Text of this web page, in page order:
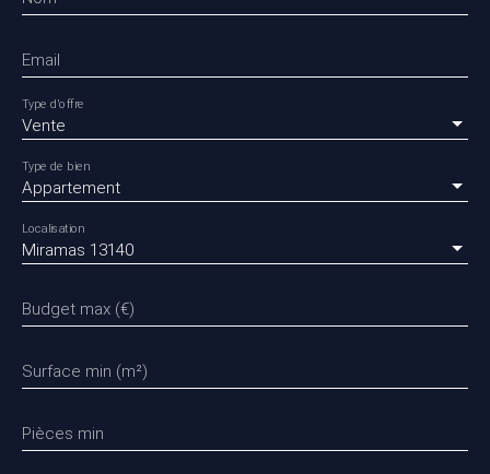
Email
Vente
Type d'offre
Appartement
Type de bien
Miramas 13140
Localisation
Budget max (€)
Surface min (m²)
Pièces min